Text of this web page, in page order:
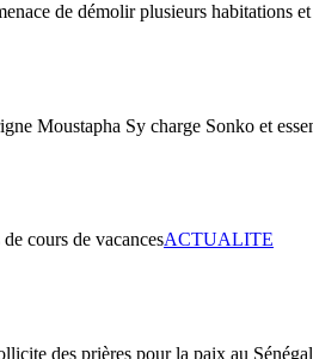
ACTUALITE